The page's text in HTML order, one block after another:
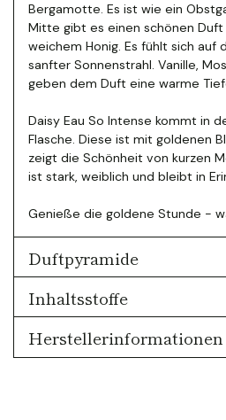
Bergamotte. Es ist wie ein
Mitte gibt es einen schönen Duft
weichem Honig. Es fühlt sich auf
sanfter Sonnenstrahl. Vanille,
geben dem Duft eine warme
Daisy Eau So Intense kommt in
Flasche. Diese ist mit goldenen
zeigt die Schönheit von kurzen
ist stark, weiblich und bleibt in
Genieße die goldene Stunde -
Duftpyramide
Inhaltsstoffe
Herstellerinformationen